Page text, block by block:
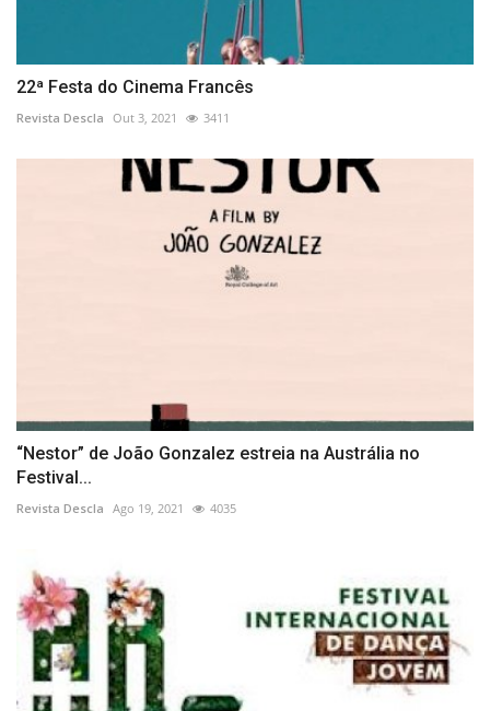
22ª Festa do Cinema Francês
Revista Descla Out 3, 2021 3411
“Nestor” de João Gonzalez estreia na Austrália no
Festival...
Revista Descla Ago 19, 2021 4035